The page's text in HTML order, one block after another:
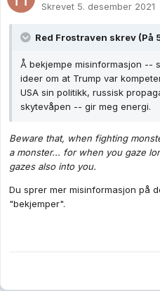
Skrevet 5. desember 2021
Red Frostraven skrev (På
Å bekjempe misinformasjon --
ideer om at Trump var
USA sin politikk, russisk
skytevåpen -- gir meg energi.
Beware that, when fighting
a monster... for when you gaze
gazes also into you.
Du sprer mer misinformasjon på
"bekjemper".